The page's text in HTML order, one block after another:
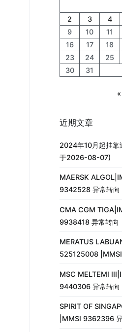
2
3 4
9
10 11
16
17 18
23
24 25
30
31
近期文章
2024年10月起挂靠
于2026-08-07)
MAERSK
9342528 异常转向
CMA CGM
9938418 异常转向
MERATUS
525125008
MSC MELTEMI
9440306 异常转向
SPIRIT OF
|MMSI 9362396